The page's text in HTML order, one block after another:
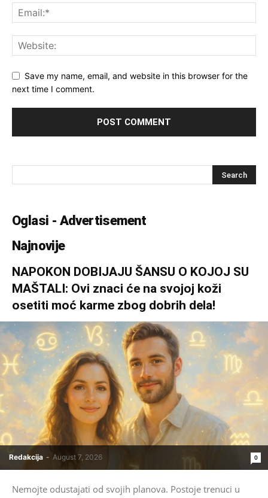
Save my name, email, and website in this browser for the
next time I comment.
Oglasi - Advertisement
Najnovije
NAPOKON DOBIJAJU ŠANSU O KOJOJ SU
MAŠTALI: Ovi znaci će na svojoj koži
osetiti moć karme zbog dobrih dela!
Redakcija - August 7, 2026 0
Nemojte odustajati od svojih planova. Postoje trenuci u